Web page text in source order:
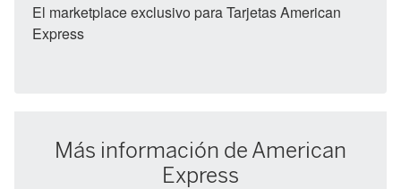
El marketplace exclusivo para Tarjetas American
Express
Más información de American
Express